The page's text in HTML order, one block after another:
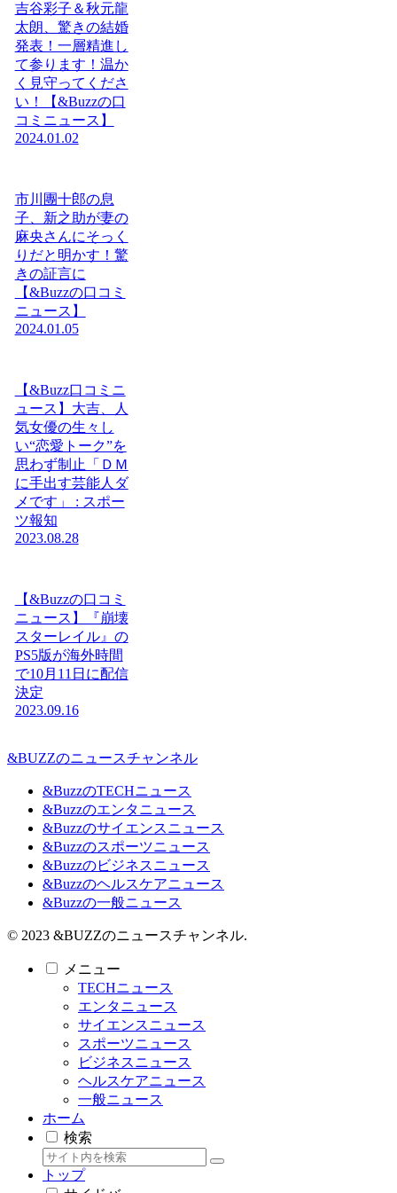
吉谷彩子＆秋元龍
太朗、驚きの結婚
発表！一層精進し
て参ります！温か
く見守ってくださ
い！【&Buzzの口
コミニュース】
2024.01.02
市川團十郎の息
子、新之助が妻の
麻央さんにそっく
りだと明かす！驚
きの証言に
【&Buzzの口コミ
ニュース】
2024.01.05
【&Buzz口コミニ
ュース】大吉、人
気女優の生々し
い“恋愛トーク”を
思わず制止「ＤＭ
に手出す芸能人ダ
メです」 : スポー
ツ報知
2023.08.28
【&Buzzの口コミ
ニュース】『崩壊
スターレイル』の
PS5版が海外時間
で10月11日に配信
決定
2023.09.16
&BUZZのニュースチャンネル
&BuzzのTECHニュース
&Buzzのエンタニュース
&Buzzのサイエンスニュース
&Buzzのスポーツニュース
&Buzzのビジネスニュース
&Buzzのヘルスケアニュース
&Buzzの一般ニュース
© 2023 &BUZZのニュースチャンネル.
メニュー
TECHニュース
エンタニュース
サイエンスニュース
スポーツニュース
ビジネスニュース
ヘルスケアニュース
一般ニュース
ホーム
検索
トップ